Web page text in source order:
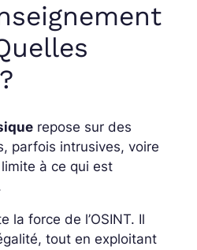
repose sur des
parfois intrusives, voire
limite à ce qui est
la force de l’OSINT. Il
tout en exploitant